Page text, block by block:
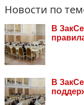
Новости по
В
В